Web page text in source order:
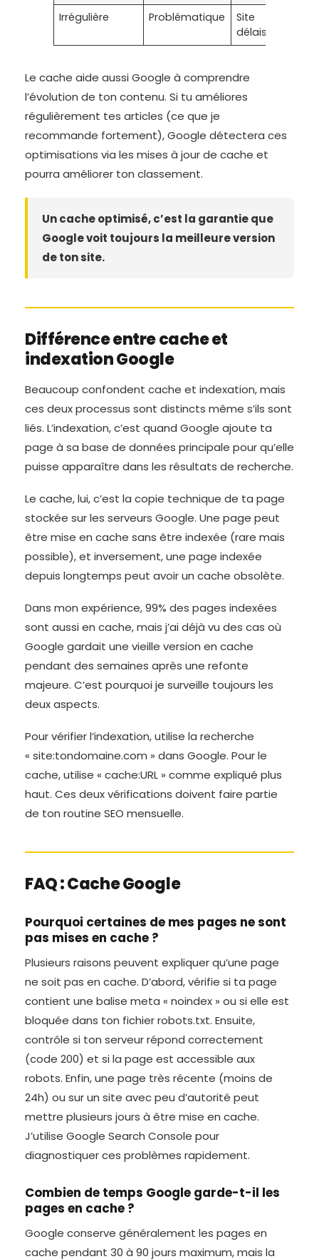
Irrégulière
Problématique
Site
délaissé
Le cache aide aussi Google à comprendre
l’évolution de ton contenu. Si tu améliores
régulièrement tes articles (ce que je
recommande fortement), Google détectera ces
optimisations via les mises à jour de cache et
pourra améliorer ton classement.
Un cache optimisé, c’est la garantie que
Google voit toujours la meilleure version
de ton site.
Différence entre cache et
indexation Google
Beaucoup confondent cache et indexation, mais
ces deux processus sont distincts même s’ils sont
liés. L’indexation, c’est quand Google ajoute ta
page à sa base de données principale pour qu’elle
puisse apparaître dans les résultats de recherche.
Le cache, lui, c’est la copie technique de ta page
stockée sur les serveurs Google. Une page peut
être mise en cache sans être indexée (rare mais
possible), et inversement, une page indexée
depuis longtemps peut avoir un cache obsolète.
Dans mon expérience, 99% des pages indexées
sont aussi en cache, mais j’ai déjà vu des cas où
Google gardait une vieille version en cache
pendant des semaines après une refonte
majeure. C’est pourquoi je surveille toujours les
deux aspects.
Pour vérifier l’indexation, utilise la recherche
« site:tondomaine.com » dans Google. Pour le
cache, utilise « cache:URL » comme expliqué plus
haut. Ces deux vérifications doivent faire partie
de ton routine SEO mensuelle.
FAQ : Cache Google
Pourquoi certaines de mes pages ne sont
pas mises en cache ?
Plusieurs raisons peuvent expliquer qu’une page
ne soit pas en cache. D’abord, vérifie si ta page
contient une balise meta « noindex » ou si elle est
bloquée dans ton fichier robots.txt. Ensuite,
contrôle si ton serveur répond correctement
(code 200) et si la page est accessible aux
robots. Enfin, une page très récente (moins de
24h) ou sur un site avec peu d’autorité peut
mettre plusieurs jours à être mise en cache.
J’utilise Google Search Console pour
diagnostiquer ces problèmes rapidement.
Combien de temps Google garde-t-il les
pages en cache ?
Google conserve généralement les pages en
cache pendant 30 à 90 jours maximum, mais la